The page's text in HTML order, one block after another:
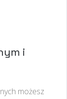
i
możesz